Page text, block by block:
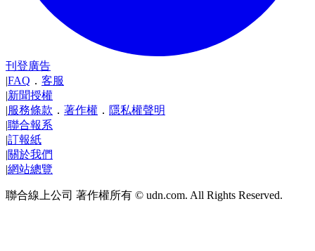
刊登廣告
|FAQ ． 客服
|新聞授權
|服務條款 ． 著作權 ． 隱私權聲明
|聯合報系
|訂報紙
|關於我們
|網站總覽
聯合線上公司 著作權所有 © udn.com. All Rights Reserved.